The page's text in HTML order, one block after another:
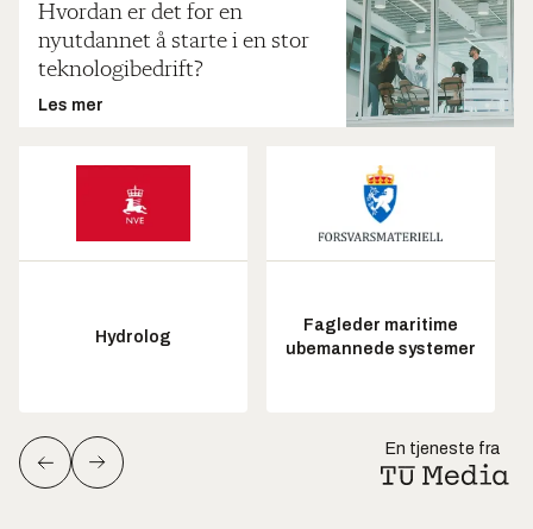
Hvordan er det for en
nyutdannet å starte i en stor
teknologibedrift?
Les mer
Hydrolog
Fagleder maritime
ubemannede systemer
En tjeneste fra